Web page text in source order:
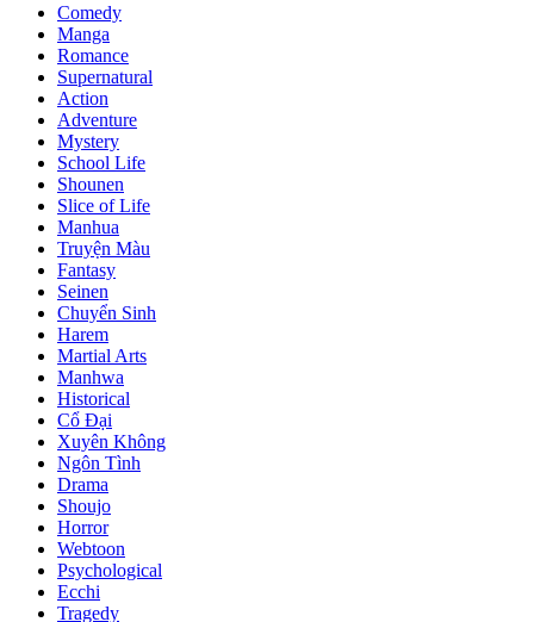
Comedy
Manga
Romance
Supernatural
Action
Adventure
Mystery
School Life
Shounen
Slice of Life
Manhua
Truyện Màu
Fantasy
Seinen
Chuyển Sinh
Harem
Martial Arts
Manhwa
Historical
Cổ Đại
Xuyên Không
Ngôn Tình
Drama
Shoujo
Horror
Webtoon
Psychological
Ecchi
Tragedy